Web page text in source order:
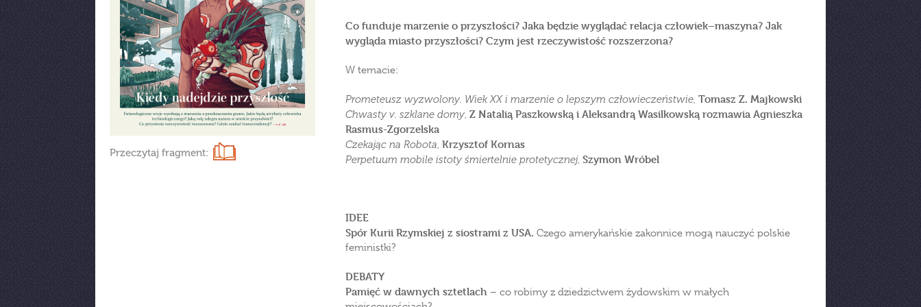
Przeczytaj fragment:
Co funduje marzenie o przyszłości? Jaka będzie wyglądać relacja człowiek–maszyna? Jak
wygląda miasto przyszłości? Czym jest rzeczywistość rozszerzona?
W temacie:
Prometeusz wyzwolony. Wiek XX i marzenie o lepszym człowieczeństwie, Tomasz Z. Majkowski
Chwasty v. szklane domy, Z Natalią Paszkowską i Aleksandrą Wasilkowską rozmawia Agnieszka
Rasmus-Zgorzelska
Czekając na Robota, Krzysztof Kornas
Perpetuum mobile istoty śmiertelnie protetycznej, Szymon Wróbel
IDEE
Spór Kurii Rzymskiej z siostrami z USA. Czego amerykańskie zakonnice mogą nauczyć polskie
feministki?
DEBATY
Pamięć w dawnych sztetlach – co robimy z dziedzictwem żydowskim w małych